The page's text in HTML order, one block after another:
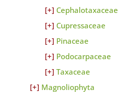
Cephalotaxaceae
Cupressaceae
Pinaceae
Podocarpaceae
Taxaceae
Magnoliophyta